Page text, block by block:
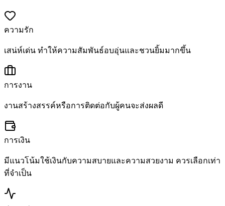
ความรัก
เสน่ห์เด่น ทำให้ความสัมพันธ์อบอุ่นและชวนยิ้มมากขึ้น
การงาน
งานสร้างสรรค์หรือการติดต่อกับผู้คนจะส่งผลดี
การเงิน
มีแนวโน้มใช้เงินกับความสบายและความสวยงาม ควรเลือกเท่า
ที่จำเป็น